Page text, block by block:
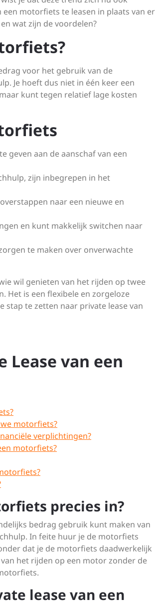
motorfiets te leasen in plaats van er
wat zijn de voordelen?
voor het gebruik van de
Je hoeft dus niet in één keer een
kunt tegen relatief lage kosten
geven aan de aanschaf van een
zijn inbegrepen in het
naar een nieuwe en
en kunt makkelijk switchen naar
te maken over onverwachte
wil genieten van het rijden op twee
Het is een flexibele en zorgeloze
stap te zetten naar private lease van
Lease van een
motorfiets?
verplichtingen?
motorfiets?
precies in?
bedrag gebruik kunt maken van
In feite huur je de motorfiets
dat je de motorfiets daadwerkelijk
het rijden op een motor zonder de
lease van een